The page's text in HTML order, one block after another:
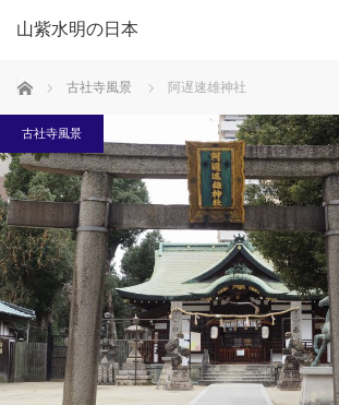
山紫水明の日本
ホーム 古社寺風景 阿遅速雄神社
古社寺風景